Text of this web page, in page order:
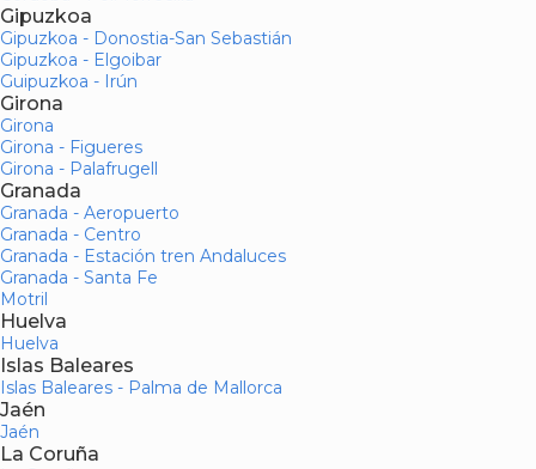
Gipuzkoa
Gipuzkoa - Donostia-San Sebastián
Gipuzkoa - Elgoibar
Guipuzkoa - Irún
Girona
Girona
Girona - Figueres
Girona - Palafrugell
Granada
Granada - Aeropuerto
Granada - Centro
Granada - Estación tren Andaluces
Granada - Santa Fe
Motril
Huelva
Huelva
Islas Baleares
Islas Baleares - Palma de Mallorca
Jaén
Jaén
La Coruña